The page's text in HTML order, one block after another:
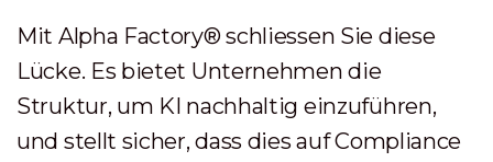
Mit Alpha Factory® schliessen Sie diese
Lücke. Es bietet Unternehmen die
Struktur, um KI nachhaltig einzuführen,
und stellt sicher, dass dies auf Compliance